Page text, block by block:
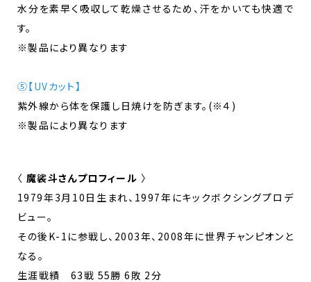
水分を素早く吸収して乾燥させるため、汗をかいても快適で
す。
※製品により異なります
⑤【UVカット】
紫外線から体を保護し日焼けを防ぎます。(※４)
※製品により異なります
〈 魔裟斗さんプロフィール 〉
1979年3月10日生まれ、1997年にキックボクシングプロデ
ビュー。
その後K-1に参戦し、2003年、2008年に世界チャンピオンと
なる。
生涯戦績 63戦 55勝 6敗 2分